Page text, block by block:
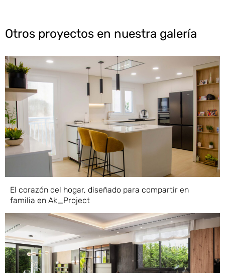
Otros proyectos en nuestra galería
El corazón del hogar, diseñado para compartir en
familia en Ak_Project